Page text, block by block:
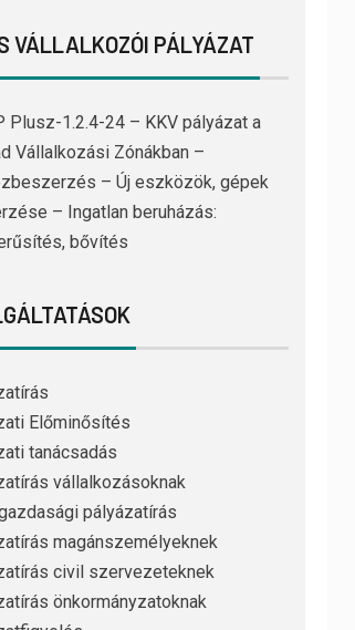
VÁLLALKOZÓI PÁLYÁZAT
Plusz-1.2.4-24 – KKV pályázat a
Vállalkozási Zónákban –
– Új eszközök, gépek
– Ingatlan beruházás:
bővítés
Előminősítés
tanácsadás
vállalkozásoknak
pályázatírás
magánszemélyeknek
civil szervezeteknek
önkormányzatoknak